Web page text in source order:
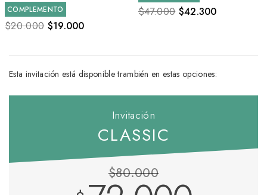
COMPLEMENTO
$20.000$19.000
$47.000$42.300
Esta invitación está disponible trambién en estas opciones:
Invitación
CLASSIC
$80.000